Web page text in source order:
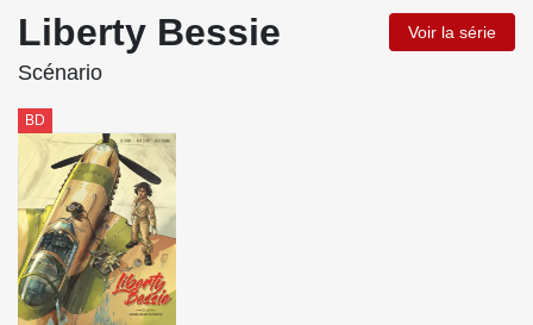
Liberty Bessie Voir la série
Scénario
BD